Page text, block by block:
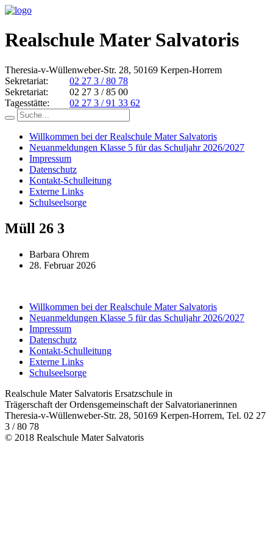
Realschule Mater Salvatoris
Theresia-v-Wüllenweber-Str. 28, 50169 Kerpen-Horrem
Sekretariat:
02 27 3 / 80 78
Sekretariat:
02 27 3 / 85 00
Tagesstätte:
02 27 3 / 91 33 62
Willkommen bei der Realschule Mater Salvatoris
Neuanmeldungen Klasse 5 für das Schuljahr 2026/2027
Impressum
Datenschutz
Kontakt-Schulleitung
Externe Links
Schulseelsorge
Müll 26 3
Barbara Ohrem
28. Februar 2026
Willkommen bei der Realschule Mater Salvatoris
Neuanmeldungen Klasse 5 für das Schuljahr 2026/2027
Impressum
Datenschutz
Kontakt-Schulleitung
Externe Links
Schulseelsorge
Realschule Mater Salvatoris Ersatzschule in
Trägerschaft der Ordensgemeinschaft der Salvatorianerinnen
Theresia-v-Wüllenweber-Str. 28, 50169 Kerpen-Horrem, Tel. 02 27
3 / 80 78
© 2018 Realschule Mater Salvatoris